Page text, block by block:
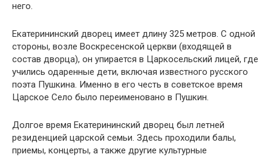
него.
Екатерининский дворец имеет длину 325 метров. С одной
стороны, возле Воскресенской церкви (входящей в
состав дворца), он упирается в Царкосельский лицей, где
учились одаренные дети, включая известного русского
поэта Пушкина. Именно в его честь в советское время
Царское Село было переименовано в Пушкин.
Долгое время Екатерининский дворец был летней
резиденцией царской семьи. Здесь проходили балы,
приемы, концерты, а также другие культурные